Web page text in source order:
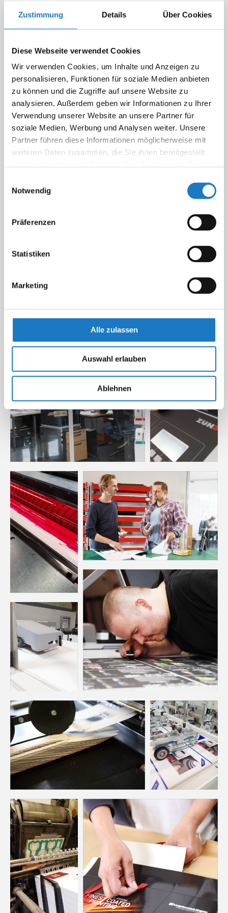
Zustimmung Details Über Cookies
Diese Webseite verwendet Cookies
Wir verwenden Cookies, um Inhalte und Anzeigen zu
personalisieren, Funktionen für soziale Medien anbieten
zu können und die Zugriffe auf unsere Website zu
analysieren. Außerdem geben wir Informationen zu Ihrer
Verwendung unserer Website an unsere Partner für
soziale Medien, Werbung und Analysen weiter. Unsere
Partner führen diese Informationen möglicherweise mit
weiteren Daten zusammen, die Sie ihnen bereitgestellt
Notwendig
Präferenzen
Statistiken
Marketing
Alle zulassen
Auswahl erlauben
Ablehnen